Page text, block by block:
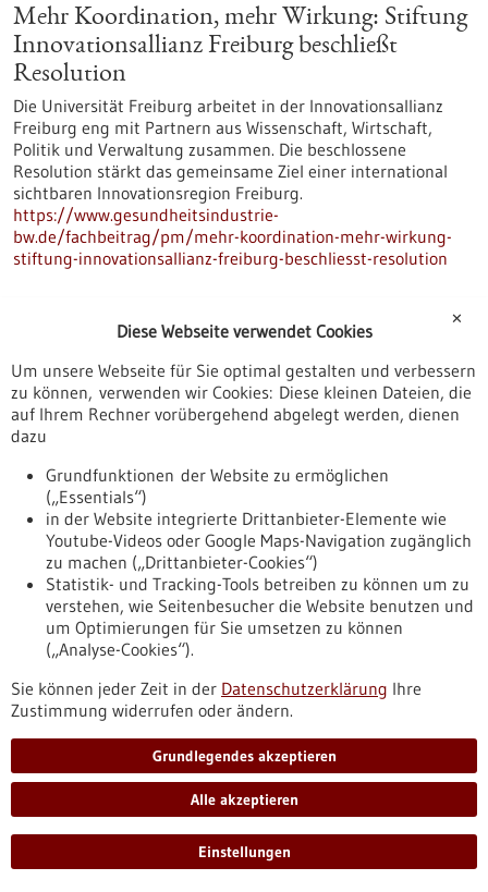
Mehr Koordination, mehr Wirkung: Stiftung
Innovationsallianz Freiburg beschließt
Resolution
Die Universität Freiburg arbeitet in der Innovationsallianz
Freiburg eng mit Partnern aus Wissenschaft, Wirtschaft,
Politik und Verwaltung zusammen. Die beschlossene
Resolution stärkt das gemeinsame Ziel einer international
sichtbaren Innovationsregion Freiburg.
https://www.gesundheitsindustrie-
bw.de/fachbeitrag/pm/mehr-koordination-mehr-wirkung-
stiftung-innovationsallianz-freiburg-beschliesst-resolution
Pressemitteilung - 29.04.2026
Freiburger Zentrum für Weichgewebssarkome
zertifiziert
Das Sarkomzentrum am Tumorzentrum Freiburg – CCCF des
Universitätsklinikums Freiburg ist seit März 2026 von der
Deutschen Krebsgesellschaft als Sarkomzentrum für
Weichgewebesarkome zertifiziert. Damit erfüllt das Zentrum
hohe Anforderungen an Diagnostik, Therapie und
interdisziplinäre Zusammenarbeit.
https://www.gesundheitsindustrie-
bw.de/fachbeitrag/pm/freiburger-zentrum-fuer-
weichgewebssarkome-zertifiziert
Pressemitteilung - 28.04.2026
Rund zwei Millionen Euro für Innovationen
in KI und Robotik
Das Ministerium für Wirtschaft, Arbeit und Tourismus fördert
das „Reallabor für rechtskonforme KI und Robotik am KI-
Fortschrittszentrum“ bis Februar 2028 mit rund zwei
Millionen Euro.
https://www.gesundheitsindustrie-
bw.de/fachbeitrag/pm/rund-zwei-millionen-euro-fuer-
✕
Diese Webseite verwendet Cookies
Um unsere Webseite für Sie optimal gestalten und verbessern
zu können, verwenden wir Cookies: Diese kleinen Dateien, die
auf Ihrem Rechner vorübergehend abgelegt werden, dienen
dazu
Grundfunktionen der Website zu ermöglichen
(„Essentials“)
in der Website integrierte Drittanbieter-Elemente wie
Youtube-Videos oder Google Maps-Navigation zugänglich
zu machen („Drittanbieter-Cookies“)
Statistik- und Tracking-Tools betreiben zu können um zu
verstehen, wie Seitenbesucher die Website benutzen und
um Optimierungen für Sie umsetzen zu können
(„Analyse-Cookies“).
Sie können jeder Zeit in der Datenschutzerklärung Ihre
Zustimmung widerrufen oder ändern.
Grundlegendes akzeptieren
Alle akzeptieren
Einstellungen